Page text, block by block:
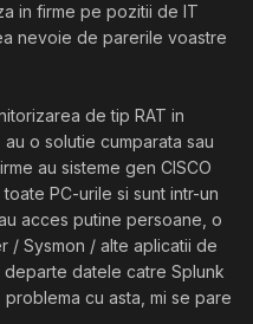
in firme pe pozitii de IT
nevoie de parerile voastre
de tip RAT in
o solutie cumparata sau
au sisteme gen CISCO
PC-urile si sunt intr-un
acces putine persoane, o
/ Sysmon / alte aplicatii de
datele catre Splunk
cu asta, mi se pare